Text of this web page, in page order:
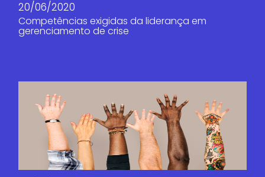
20/06/2020
Competências exigidas da liderança em
gerenciamento de crise